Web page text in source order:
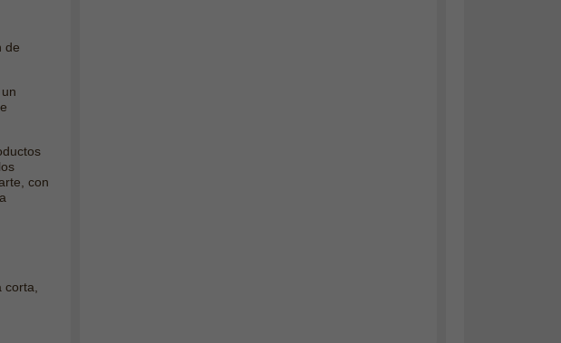
de
con